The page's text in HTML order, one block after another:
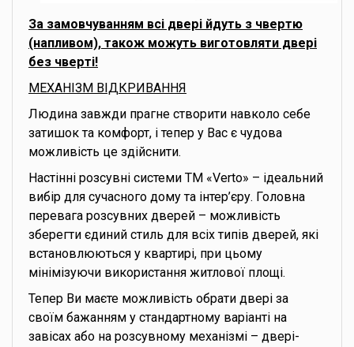
За замовчуванням всі двері йдуть з чвертю
(напливом), також можуть виготовляти двері
без чверті!
МЕХАНІЗМ ВІДКРИВАННЯ
Людина завжди прагне створити навколо себе
затишок та комфорт, і тепер у Вас є чудова
можливість це здійснити.
Настінні розсувні системи ТМ «Verto» – ідеальний
вибір для сучасного дому та інтер’єру. Головна
перевага розсувних дверей – можливість
зберегти єдиний стиль для всіх типів дверей, які
встановлюються у квартирі, при цьому
мінімізуючи використання житлової площі.
Тепер Ви маєте можливість обрати двері за
своїм бажанням у стандартному варіанті на
завісах або на розсувному механізмі – двері-